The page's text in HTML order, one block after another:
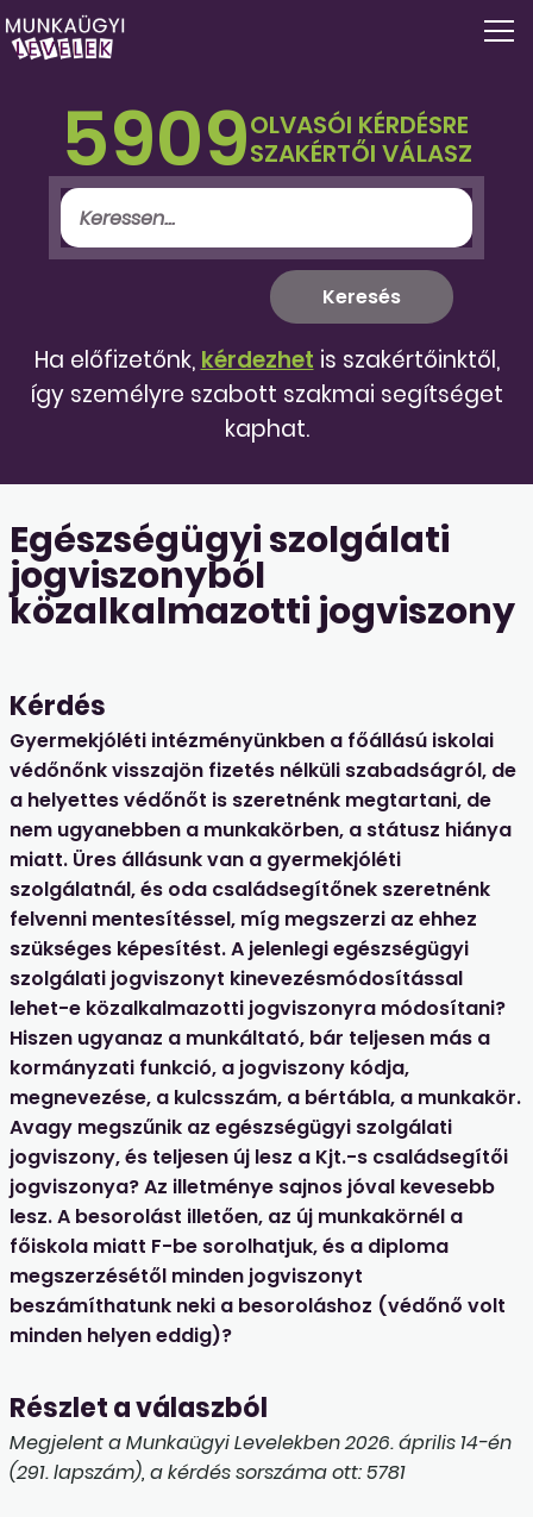
5909OLVASÓI KÉRDÉSRE
SZAKÉRTŐI VÁLASZ
Ha előfizetőnk, kérdezhet is szakértőinktől,
így személyre szabott szakmai segítséget
kaphat.
Egészségügyi szolgálati
jogviszonyból
közalkalmazotti jogviszony
Kérdés
Gyermekjóléti intézményünkben a főállású iskolai
védőnőnk visszajön fizetés nélküli szabadságról, de
a helyettes védőnőt is szeretnénk megtartani, de
nem ugyanebben a munkakörben, a státusz hiánya
miatt. Üres állásunk van a gyermekjóléti
szolgálatnál, és oda családsegítőnek szeretnénk
felvenni mentesítéssel, míg megszerzi az ehhez
szükséges képesítést. A jelenlegi egészségügyi
szolgálati jogviszonyt kinevezésmódosítással
lehet-e közalkalmazotti jogviszonyra módosítani?
Hiszen ugyanaz a munkáltató, bár teljesen más a
kormányzati funkció, a jogviszony kódja,
megnevezése, a kulcsszám, a bértábla, a munkakör.
Avagy megszűnik az egészségügyi szolgálati
jogviszony, és teljesen új lesz a Kjt.-s családsegítői
jogviszonya? Az illetménye sajnos jóval kevesebb
lesz. A besorolást illetően, az új munkakörnél a
főiskola miatt F-be sorolhatjuk, és a diploma
megszerzésétől minden jogviszonyt
beszámíthatunk neki a besoroláshoz (védőnő volt
minden helyen eddig)?
Részlet a válaszból
Megjelent a Munkaügyi Levelekben 2026. április 14-én
(291. lapszám), a kérdés sorszáma ott: 5781